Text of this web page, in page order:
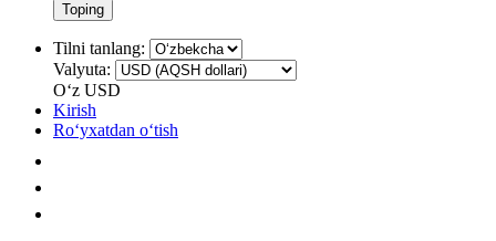
Toping
Tilni tanlang:
Valyuta:
Oʻz USD
Kirish
Roʻyxatdan oʻtish